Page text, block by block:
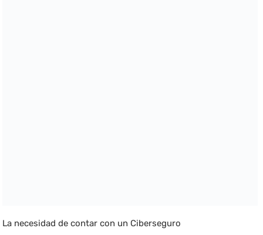
La necesidad de contar con un Ciberseguro